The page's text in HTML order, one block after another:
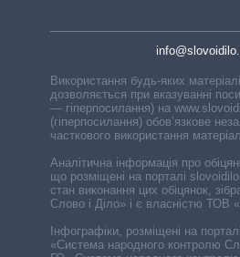
Використання будь-яких
дозволяється при вказуванні
— гіперпосилання) на
(гіперпосилання) обов’язкове
часткового використання
Аналітична інформація про
що розміщені на порталі
стан виконання цих обіцянок,
Слово і Діло» і є власністю ТОВ
Інфографіки, розміщені на
«Система народного контролю